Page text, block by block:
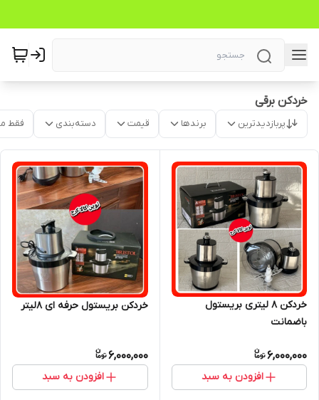
خردکن برقی
پربازدیدترین برندها قیمت دسته‌بندی فقط
خردکن ۸ لیتری بریستول
باضمانت
6,000,000
افزودن به سبد
خردکن بریستول حرفه ای 8لیتر
6,000,000
افزودن به سبد